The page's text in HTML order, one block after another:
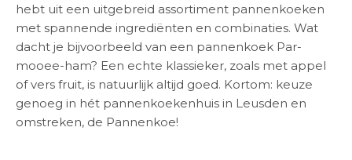
hebt uit een uitgebreid assortiment pannenkoeken
met spannende ingrediënten en combinaties. Wat
dacht je bijvoorbeeld van een pannenkoek Par-
mooee-ham? Een echte klassieker, zoals met appel
of vers fruit, is natuurlijk altijd goed. Kortom: keuze
genoeg in hét pannenkoekenhuis in Leusden en
omstreken, de Pannenkoe!